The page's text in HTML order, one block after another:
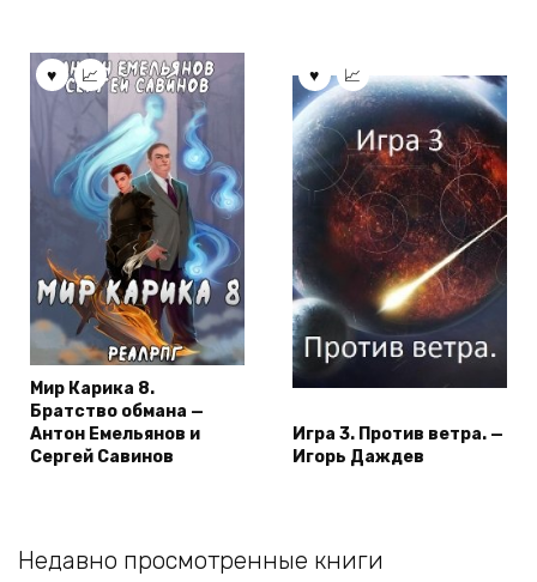
Мир Карика 8.
Братство обмана —
Антон Емельянов и
Сергей Савинов
Игра 3. Против ветра. —
Игорь Даждев
Недавно просмотренные книги